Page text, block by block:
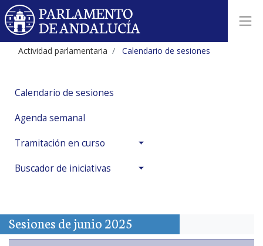
Actividad parlamentaria Calendario de sesiones
Calendario de sesiones
Agenda semanal
Tramitación en curso
Buscador de iniciativas
Sesiones de junio 2025